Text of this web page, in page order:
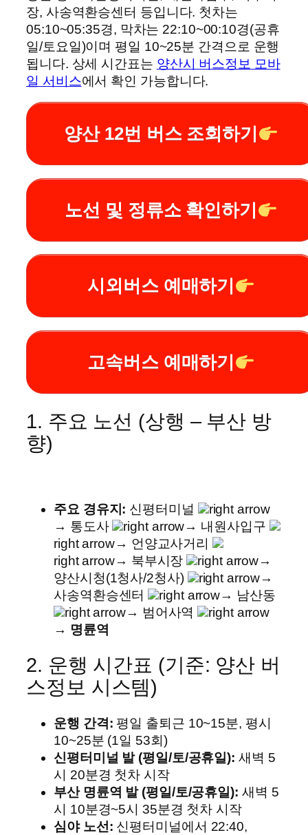
장, 사송역환승센터 등입니다. 첫차는
05:10~05:35경, 막차는 22:10~00:10경(공휴
일/토요일)이며 평일 10~25분 간격으로 운행
됩니다. 상세 시간표는 양산시 버스정보 모바
일 서비스에서 확인 가능합니다.
양산 12번 버스 조회하기
노선 및 정류소 확인하기
시외버스 예매하기
고속버스 예매하기
1. 주요 노선 (상행 – 부산 방
향)
주요 경유지: 신평터미널
right arrow
→ 통도사
right arrow→ 내원사입구
right arrow→ 언양교사거리
right arrow→ 북부시장 right arrow→
양산시청(1청사/2청사)
right arrow→
사송역환승센터
right arrow→ 남산동
right arrow→ 범어사역
right arrow
→ 명륜역
2. 운행 시간표 (기준: 양산 버
스정보 시스템)
운행 간격: 평일 출퇴근 10~15분, 평시
10~25분 (1일 53회)
신평터미널 발 (평일/토/공휴일): 새벽 5
시 20분경 첫차 시작
부산 명륜역 발 (평일/토/공휴일): 새벽 5
시 10분경~5시 35분경 첫차 시작
심야 노선: 신평터미널에서 22:40,